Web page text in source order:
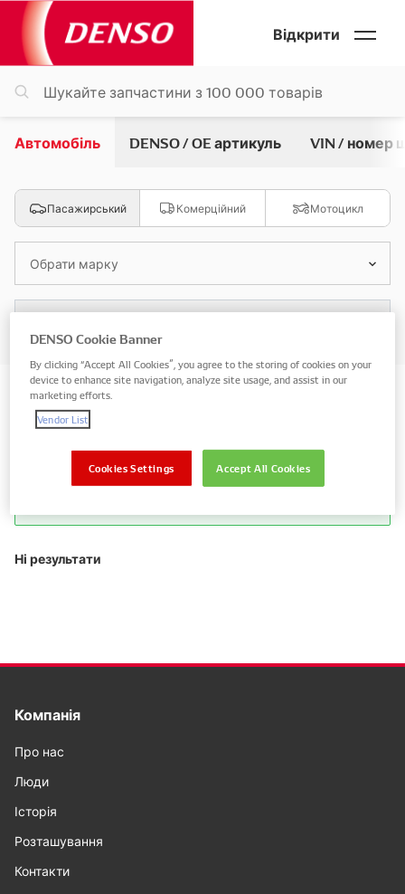
Відкрити
Автомобіль DENSO / OE артикуль VIN / номер
Пасажирський Комерційний Мотоцикл
Обрати марку
Пошук за автомобілем
запчастини
Покажіть лише запчастини для вашого
Ні результати
Компанія
Про нас
Люди
Історія
Розташування
Контакти
DENSO Cookie Banner
By clicking “Accept All Cookies”, you agree to the storing of cookies on your
device to enhance site navigation, analyze site usage, and assist in our
marketing efforts.
Vendor List
Accept All Cookies
Cookies Settings